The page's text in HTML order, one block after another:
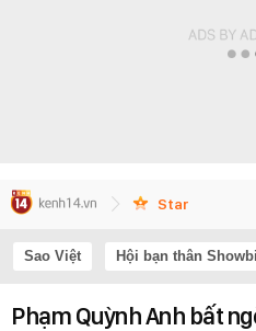
Star
Sao Việt Hội bạn thân
Phạm Quỳnh Anh bất